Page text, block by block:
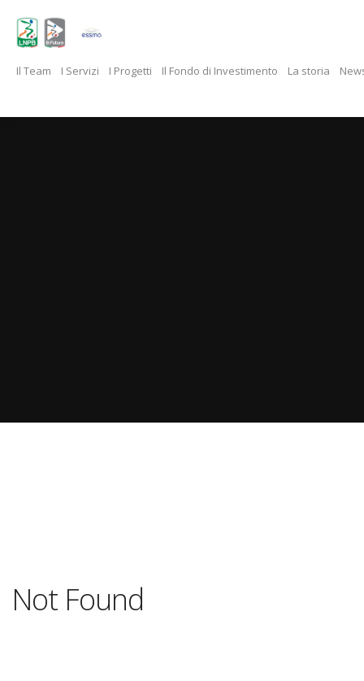
Il Team I Servizi I Progetti Il Fondo di Investimento La storia
Not Found